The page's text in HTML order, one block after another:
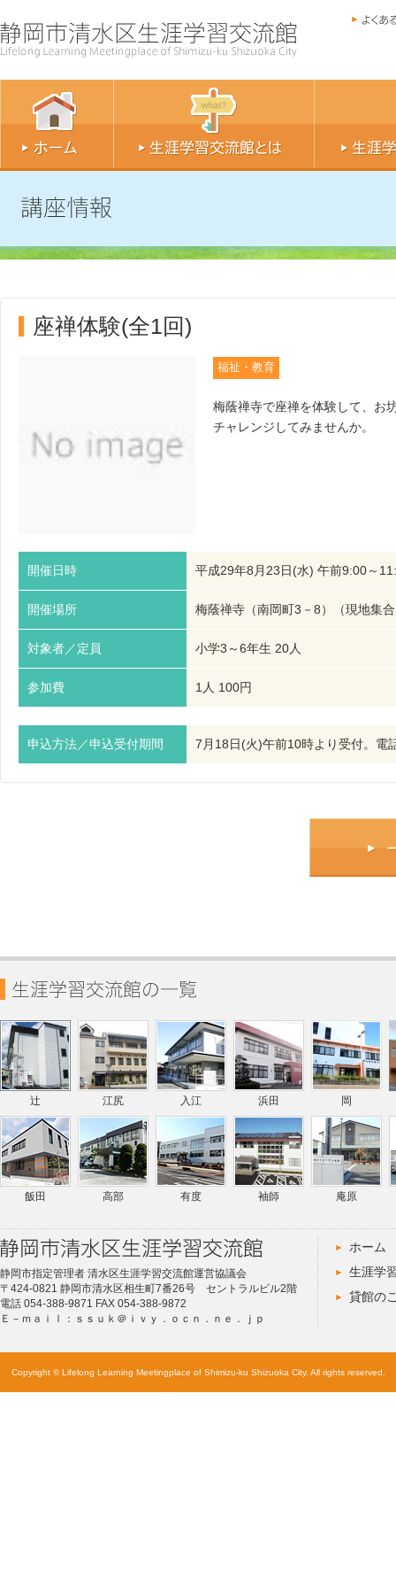
座禅体験(全1回)
福祉・教育
梅蔭禅寺で座禅を体験して、お
チャレンジしてみませんか。
開催日時 平成29年8月23日(水) 午前9:00～
開催場所 梅蔭禅寺（南岡町3－8）（現地
対象者／定員 小学3～6年生 20人
参加費 1人 100円
申込方法／申込受付期間 7月18日(火)午前10時より受付。電
辻 江尻 入江 浜田 岡
飯田 高部 有度 袖師 庵原
静岡市指定管理者 清水区生涯学習交流館運営協議会
〒424-0821 静岡市清水区相生町7番26号 セントラルビル2階
電話 054-388-9871 FAX 054-388-9872
Ｅ－ｍａｉｌ：ｓｓｕｋ＠ｉｖｙ．ｏｃｎ．ｎｅ．ｊｐ
ホーム
生涯学
貸館の
Copyright © Lifelong Learning Meetingplace of Shimizu-ku Shizuoka City. All rights reserved.